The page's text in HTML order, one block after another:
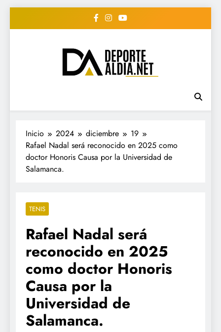
• DEPORTE AL DIA •
"Periodico Deportivo
Digital"
#deportealdiard #deportealdiaperiodico
Inicio 2024 diciembre
19
Rafael Nadal será reconocido en 2025 como
doctor Honoris Causa por la Universidad de
Salamanca.
TENIS
Rafael Nadal será
reconocido en 2025
como doctor Honoris
Causa por la
Universidad de
Salamanca.